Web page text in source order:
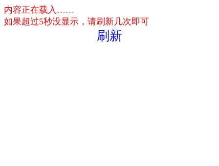
内容正在载入……
如果超过5秒没显示，请刷新几次即可
刷新